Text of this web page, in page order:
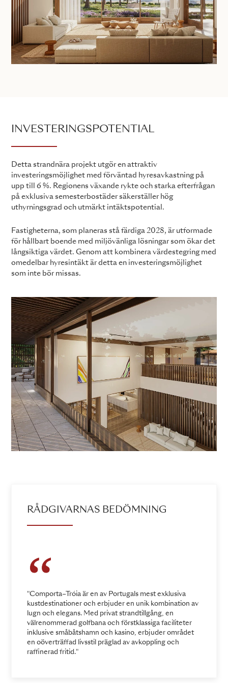
INVESTERINGSPOTENTIAL
Detta strandnära projekt utgör en attraktiv
investeringsmöjlighet med förväntad hyresavkastning på
upp till 6 %. Regionens växande rykte och starka efterfrågan
på exklusiva semesterbostäder säkerställer hög
uthyrningsgrad och utmärkt intäktspotential.
Fastigheterna, som planeras stå färdiga 2028, är utformade
för hållbart boende med miljövänliga lösningar som ökar det
långsiktiga värdet. Genom att kombinera värdestegring med
omedelbar hyresintäkt är detta en investeringsmöjlighet
som inte bör missas.
RÅDGIVARNAS BEDÖMNING
"Comporta–Tróia är en av Portugals mest exklusiva
kustdestinationer och erbjuder en unik kombination av
lugn och elegans. Med privat strandtillgång, en
välrenommerad golfbana och förstklassiga faciliteter
inklusive småbåtshamn och kasino, erbjuder området
en oöverträffad livsstil präglad av avkoppling och
raffinerad fritid."